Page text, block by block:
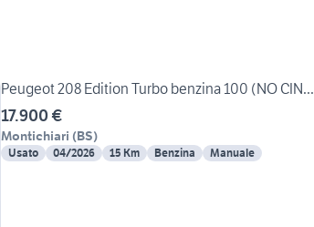
Peugeot 208 Edition Turbo benzina 100 (NO CIN...
17.900 €
Montichiari (BS)
Usato 04/2026 15 Km Benzina Manuale